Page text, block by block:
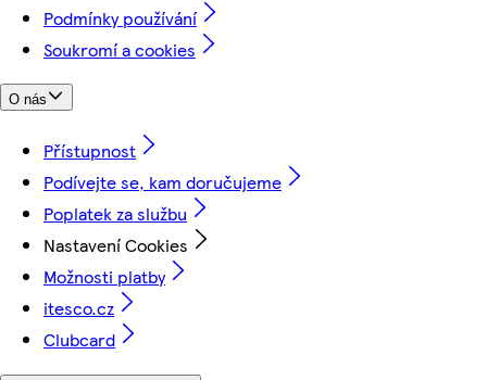
Podmínky používání
Soukromí a cookies
O nás
Přístupnost
Podívejte se, kam doručujeme
Poplatek za službu
Nastavení Cookies
Možnosti platby
itesco.cz
Clubcard